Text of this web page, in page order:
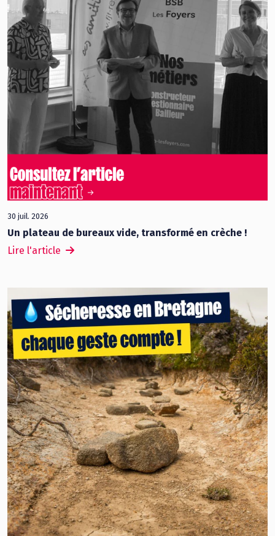
30 juil. 2026
Un plateau de bureaux vide, transformé en crèche !
Lire l'article